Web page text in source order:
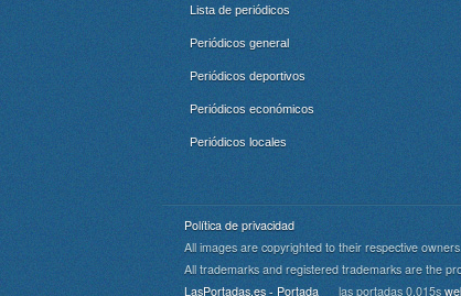
Lista de periódicos
Periódicos general
Periódicos deportivos
Periódicos económicos
Periódicos locales
Política de privacidad
All images are copyrighted to their respective owners.
All trademarks and registered trademarks are the
LasPortadas.es - Portada las portadas 0.015s